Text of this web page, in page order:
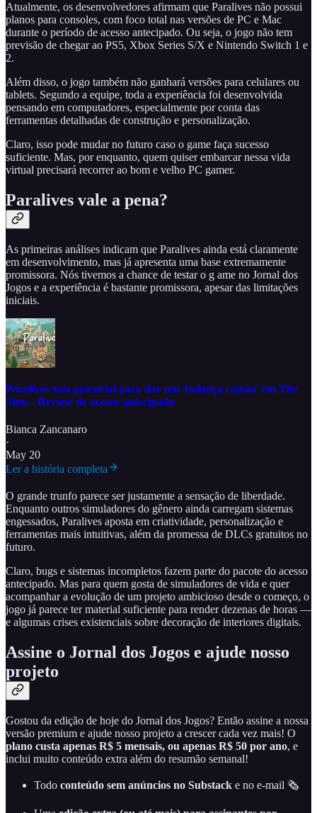
Atualmente, os desenvolvedores afirmam que Paralives não possui
planos para consoles, com foco total nas versões de PC e Mac
durante o período de acesso antecipado. Ou seja, o jogo não tem
previsão de chegar ao PS5, Xbox Series S/X e Nintendo Switch 1 e
2.
Além disso, o jogo também não ganhará versões para celulares ou
tablets. Segundo a equipe, toda a experiência foi desenvolvida
pensando em computadores, especialmente por conta das
ferramentas detalhadas de construção e personalização.
Claro, isso pode mudar no futuro caso o game faça sucesso
suficiente. Mas, por enquanto, quem quiser embarcar nessa vida
virtual precisará recorrer ao bom e velho PC gamer.
Paralives vale a pena?
As primeiras análises indicam que Paralives ainda está claramente
em desenvolvimento, mas já apresenta uma base extremamente
promissora. Nós tivemos a chance de testar o g ame no Jornal dos
Jogos e a experiência é bastante promissora, apesar das limitações
iniciais.
Paralives tem potencial para dar um 'balança caixão' em The
Sims - Review de acesso antecipado
Bianca Zancanaro
·
May 20
Ler a história completa
O grande trunfo parece ser justamente a sensação de liberdade.
Enquanto outros simuladores do gênero ainda carregam sistemas
engessados, Paralives aposta em criatividade, personalização e
ferramentas mais intuitivas, além da promessa de DLCs gratuitos no
futuro.
Claro, bugs e sistemas incompletos fazem parte do pacote do acesso
antecipado. Mas para quem gosta de simuladores de vida e quer
acompanhar a evolução de um projeto ambicioso desde o começo, o
jogo já parece ter material suficiente para render dezenas de horas —
e algumas crises existenciais sobre decoração de interiores digitais.
Assine o Jornal dos Jogos e ajude nosso
projeto
Gostou da edição de hoje do Jornal dos Jogos? Então assine a nossa
versão premium e ajude nosso projeto a crescer cada vez mais! O
plano custa apenas R$ 5 mensais, ou apenas R$ 50 por ano, e
inclui muito conteúdo extra além do resumão semanal!
Todo conteúdo sem anúncios no Substack e no e-mail 🗞️